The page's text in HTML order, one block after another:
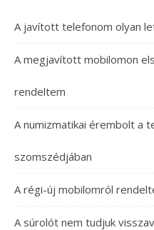
A javított telefonom olyan
A megjavított mobilomon
rendeltem
A numizmatikai érembolt a
szomszédjában
A régi-új mobilomról
A súrolót nem tudjuk